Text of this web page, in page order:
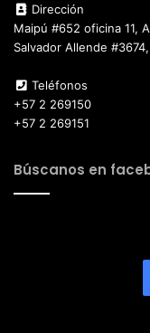
Dirección
Maipú #652 oficina 11,
Salvador Allende
Teléfonos
+57 2 269150
+57 2 269151
Búscanos en